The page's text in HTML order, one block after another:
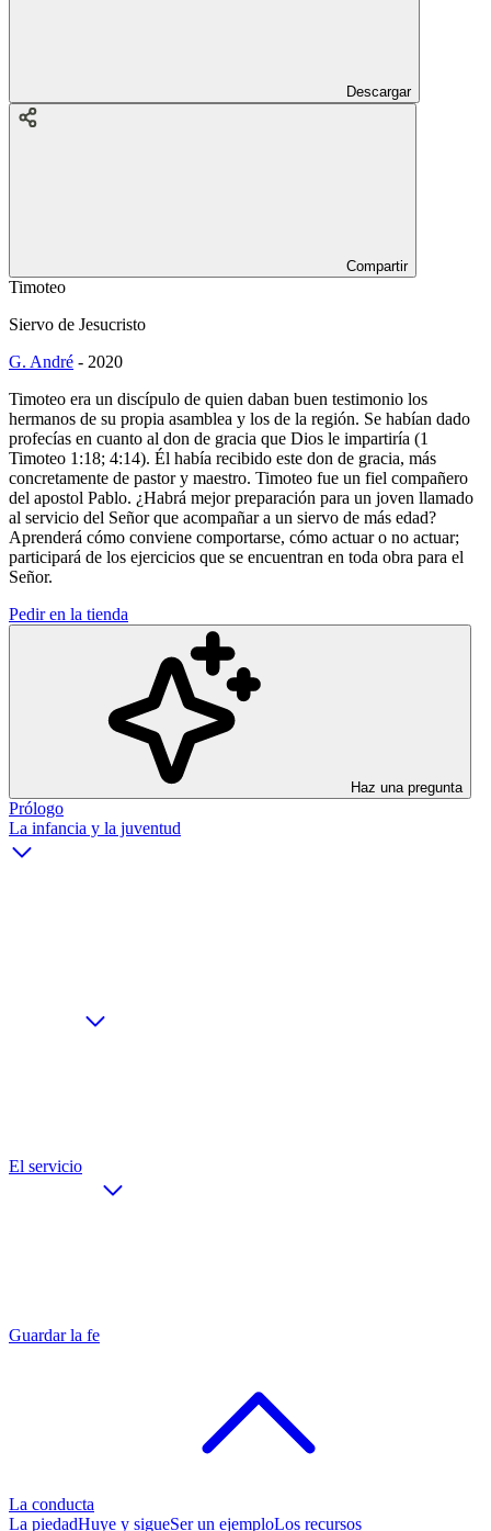
Descargar
Compartir
Timoteo
Siervo de Jesucristo
G. André - 2020
Timoteo era un discípulo de quien daban buen testimonio los
hermanos de su propia asamblea y los de la región. Se habían dado
profecías en cuanto al don de gracia que Dios le impartiría (1
Timoteo 1:18; 4:14). Él había recibido este don de gracia, más
concretamente de pastor y maestro. Timoteo fue un fiel compañero
del apostol Pablo. ¿Habrá mejor preparación para un joven llamado
al servicio del Señor que acompañar a un siervo de más edad?
Aprenderá cómo conviene comportarse, cómo actuar o no actuar;
participará de los ejercicios que se encuentran en toda obra para el
Señor.
Pedir en la tienda
Haz una pregunta
Prólogo
La infancia y la juventud
El servicio
Guardar la fe
La conducta
La piedadHuye y sigueSer un ejemploLos recursos